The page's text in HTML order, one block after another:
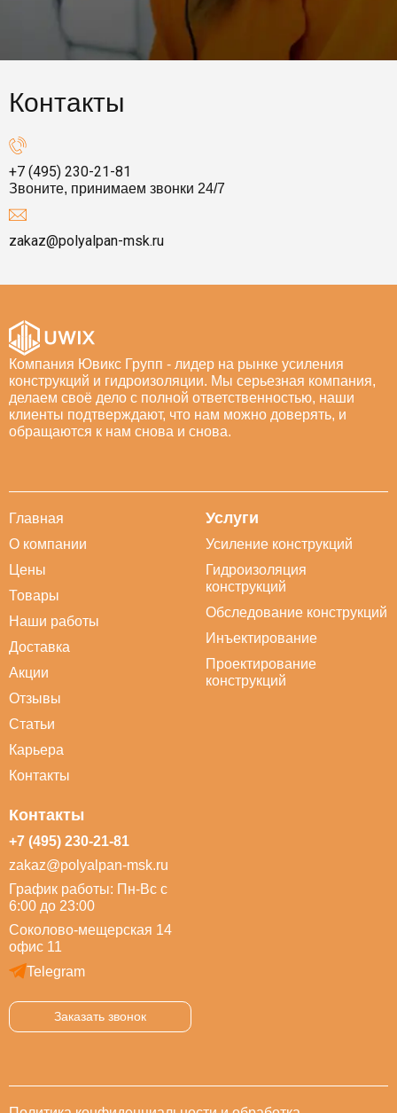
Контакты
+7 (495) 230-21-81
Звоните, принимаем звонки 24/7
zakaz@polyalpan-msk.ru
Компания Ювикс Групп - лидер на рынке усиления
конструкций и гидроизоляции. Мы серьезная компания,
делаем своё дело с полной ответственностью, наши
клиенты подтверждают, что нам можно доверять, и
обращаются к нам снова и снова.
Главная
О компании
Цены
Товары
Наши работы
Доставка
Акции
Отзывы
Статьи
Карьера
Контакты
Услуги
Усиление конструкций
Гидроизоляция
конструкций
Обследование конструкций
Инъектирование
Проектирование
конструкций
Контакты
+7 (495) 230-21-81
zakaz@polyalpan-msk.ru
График работы: Пн-Вс с
6:00 до 23:00
Соколово-мещерская 14
офис 11
Telegram
Заказать звонок